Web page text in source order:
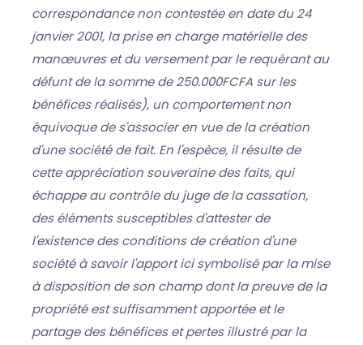
correspondance non contestée en date du 24
janvier 2001, la prise en charge matérielle des
manœuvres et du versement par le requérant au
défunt de la somme de 250.000FCFA sur les
bénéfices réalisés), un comportement non
équivoque de s'associer en vue de la création
d'une société de fait. En l'espèce, il résulte de
cette appréciation souveraine des faits, qui
échappe au contrôle du juge de la cassation,
des éléments susceptibles d'attester de
l'existence des conditions de création d'une
société à savoir l'apport ici symbolisé par la mise
à disposition de son champ dont la preuve de la
propriété est suffisamment apportée et le
partage des bénéfices et pertes illustré par la